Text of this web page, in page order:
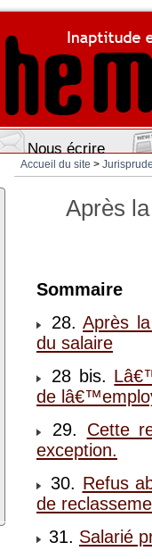
Nous écrire
Accueil du site >
Après
Sommaire
28.Après
du salaire
28 bis.
de
29. Cette
exception.
30. Refus
de
31. Salarié